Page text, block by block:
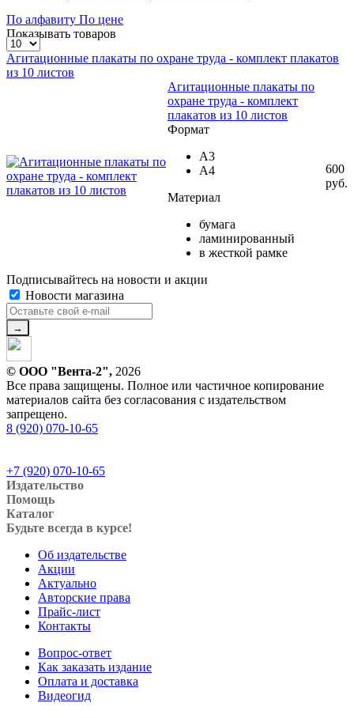
По алфавиту По цене
Показывать товаров
Агитационные плакаты по охране труда - комплект плакатов
из 10 листов
Агитационные плакаты по
охране труда - комплект
плакатов из 10 листов
Формат
А3
А4
Материал
бумага
ламинированный
в жесткой рамке
600
руб.
Подписывайтесь на новости и акции
Новости магазина
© ООО "Вента-2", 2026
Все права защищены. Полное или частичное копирование
материалов сайта без согласования с издательством
запрещено.
8 (920) 070-10-65
+7 (920) 070-10-65
Издательство
Помощь
Каталог
Будьте всегда в курсе!
Об издательстве
Акции
Актуально
Авторские права
Прайс-лист
Контакты
Вопрос-ответ
Как заказать издание
Оплата и доставка
Видеогид